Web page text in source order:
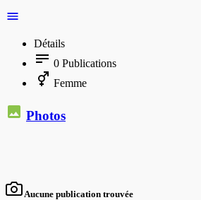
Détails
0 Publications
Femme
Photos
Aucune publication trouvée